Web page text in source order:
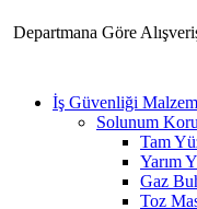
Departmana Göre
İş Güvenliği
Solunum
Tam
Yarım
Gaz
Toz